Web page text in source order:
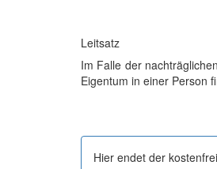
Leitsatz
Im Falle der
Eigentum in einer Person
Hier endet der